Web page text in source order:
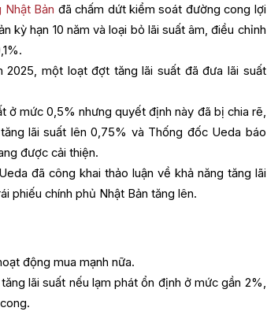
Nhật Bản đã chấm dứt kiểm soát đường cong lợi
kỳ hạn 10 năm và loại bỏ lãi suất âm, điều chỉnh
một loạt đợt tăng lãi suất đã đưa lãi suất
ở mức 0,5% nhưng quyết định này đã bị chia rẽ,
lãi suất lên 0,75% và Thống đốc Ueda báo
được cải thiện.
đã công khai thảo luận về khả năng tăng lãi
phiếu chính phủ Nhật Bản tăng lên.
động mua mạnh nữa.
lãi suất nếu lạm phát ổn định ở mức gần 2%,